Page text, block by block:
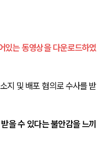
있는 동영상을 다운로드하였
지 및 배포 혐의로 수사를 받
을 수 있다는 불안감을 느끼